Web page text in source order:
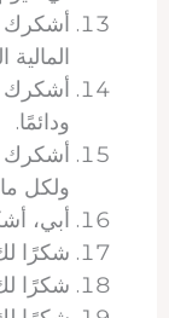
أشكرك
المالية
أشكرك
ودائمًا.
أشكرك
ولكل
أبي،
شكرًا
شكرًا